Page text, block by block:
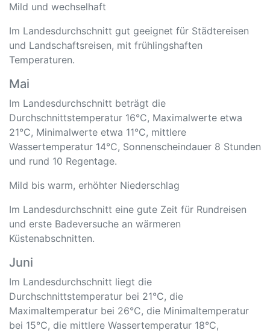
Mild und wechselhaft
Im Landesdurchschnitt gut geeignet für Städtereisen
und Landschaftsreisen, mit frühlingshaften
Temperaturen.
Mai
Im Landesdurchschnitt beträgt die
Durchschnittstemperatur 16°C, Maximalwerte etwa
21°C, Minimalwerte etwa 11°C, mittlere
Wassertemperatur 14°C, Sonnenscheindauer 8 Stunden
und rund 10 Regentage.
Mild bis warm, erhöhter Niederschlag
Im Landesdurchschnitt eine gute Zeit für Rundreisen
und erste Badeversuche an wärmeren
Küstenabschnitten.
Juni
Im Landesdurchschnitt liegt die
Durchschnittstemperatur bei 21°C, die
Maximaltemperatur bei 26°C, die Minimaltemperatur
bei 15°C, die mittlere Wassertemperatur 18°C,